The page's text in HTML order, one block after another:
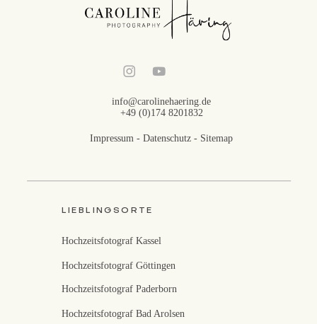
LIEBLINGSORTE
Hochzeitsfotograf Kassel
Hochzeitsfotograf Göttingen
Hochzeitsfotograf Paderborn
info@carolinehaering.de
+49 (0)174 8201832
Hochzeitsfotograf Bad Arolsen
Impressum -Datenschutz - Sitemap